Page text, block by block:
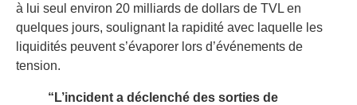
à lui seul environ 20 milliards de dollars de TVL en
quelques jours, soulignant la rapidité avec laquelle les
liquidités peuvent s’évaporer lors d’événements de
tension.
“L’incident a déclenché des sorties de